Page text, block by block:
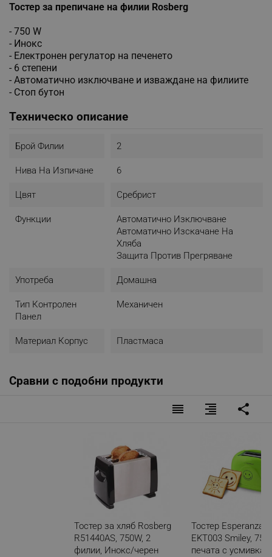
Тостер за препичане на филии Rosberg
- 750 W
- Инокс
- Електронен регулатор на печенето
- 6 степени
- Автоматично изключване и изваждане на филиите
- Стоп бутон
Техническо описание
Брой Филии 2
Нива На Изпичане 6
Цвят Сребрист
Функции
Автоматично Изключване
Автоматично Изскачане На
Хляба
Защита Против Прегряване
Употреба Домашна
Тип Контролен
Панел
Механичен
Материал Корпус Пластмаса
Сравни с подобни продукти
reorder format_align_right share
Тостер за хляб Rosberg
R51440AS, 750W, 2
филии, Инокс/черен
Тостер Esperanza
EKT003 Smiley,
печата с усмивка,